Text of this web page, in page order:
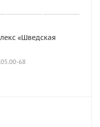
«Шведская
68